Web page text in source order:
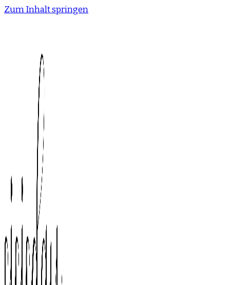
Zum Inhalt springen